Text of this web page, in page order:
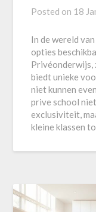
Posted on 18
In de wereld
opties
Privéonderwijs,
biedt unieke
niet kunnen
prive school
exclusiviteit,
kleine klassen